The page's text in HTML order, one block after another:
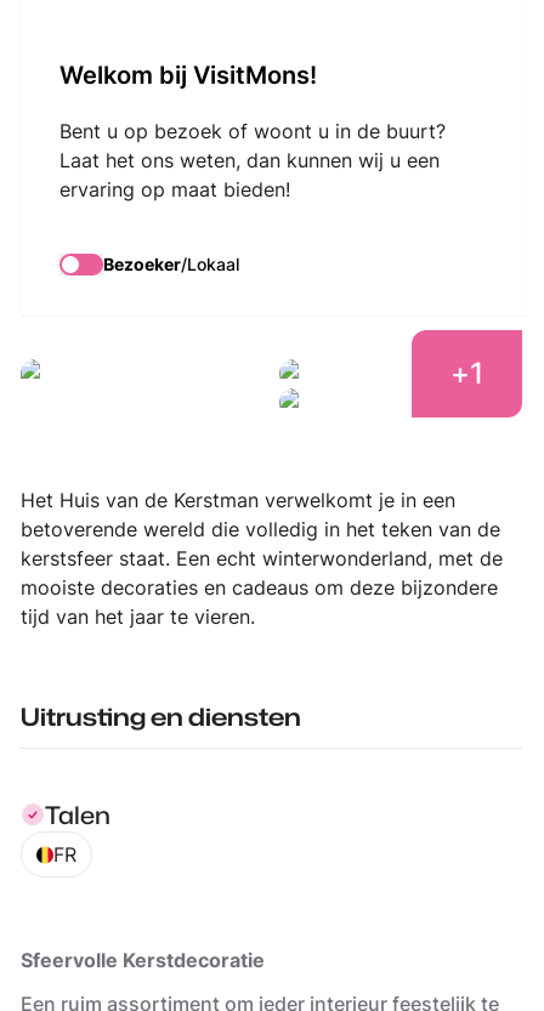
Welkom bij VisitMons!
Bent u op bezoek of woont u in de buurt?
Laat het ons weten, dan kunnen wij u een
ervaring op maat bieden!
Bezoeker/Lokaal
La Maison du Père
Noël
+1
Het Huis van de Kerstman verwelkomt je in een
betoverende wereld die volledig in het teken van de
kerstsfeer staat. Een echt winterwonderland, met de
mooiste decoraties en cadeaus om deze bijzondere
tijd van het jaar te vieren.
Uitrusting en diensten
Talen
FR
Sfeervolle Kerstdecoratie
Een ruim assortiment om ieder interieur feestelijk te